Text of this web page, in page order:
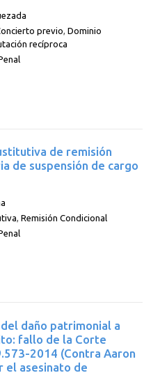
previo,Dominio
recíproca
de remisión
de suspensión de cargo
,Remisión Condicional
daño patrimonial a
fallo de la Corte
2014 (Contra Aaron
el asesinato de